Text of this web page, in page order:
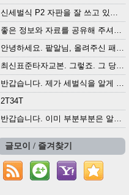
신세벌식 P2 자판을 잘 쓰고 있습니다. 쓰기 편리...
좋은 정보와 자료를 공유해 주셔서 고맙습니다....
안녕하세요. 팥알님, 올려주신 패치 여러모로 감사...
최신표준타자교본. 그렇죠. 그 당시에 최신 표준...
반갑습니다. 제가 세벌식을 알게 되어 세벌식 써...
2T34T
반갑습니다. 이미 부분부분은 알려진 정보들이...
글모이 / 즐겨찾기